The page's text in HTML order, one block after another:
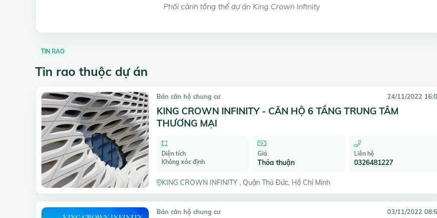
Phối cảnh tổng thể dự án King Crown Infinity
TIN RAO
Tin rao thuộc dự án
Bán căn hộ chung cư 24/11/2022
KING CROWN INFINITY - CĂN HỘ 6 TẦNG TRUNG TÂM
THƯƠNG MẠI
Diện tích
Không xác định
Giá
Thỏa thuận
Liên hệ
0326481227
KING CROWN INFINITY , Quận Thủ Đức, Hồ Chí Minh
Bán căn hộ chung cư 03/11/2022